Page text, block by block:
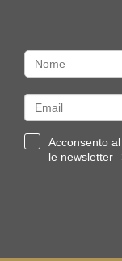
Acconsento
le newsletter